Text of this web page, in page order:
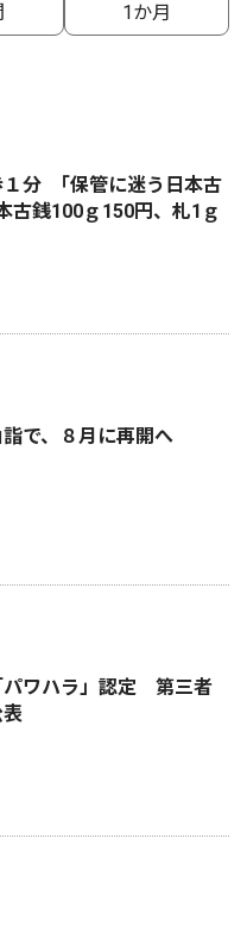
1か月
１分 ｢保管に迷う日本古
銭100ｇ150円、札1ｇ
で、８月に再開へ
パワハラ」認定 第三者